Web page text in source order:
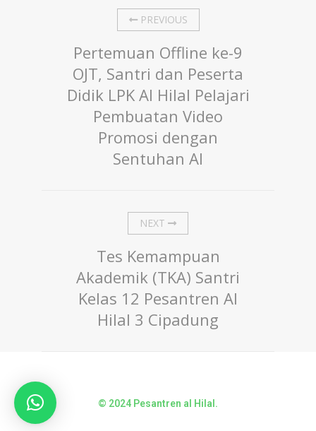
PREVIOUS
Pertemuan Offline ke-9
OJT, Santri dan Peserta
Didik LPK Al Hilal Pelajari
Pembuatan Video
Promosi dengan
Sentuhan AI
NEXT
Tes Kemampuan
Akademik (TKA) Santri
Kelas 12 Pesantren Al
Hilal 3 Cipadung
© 2024 Pesantren al Hilal.